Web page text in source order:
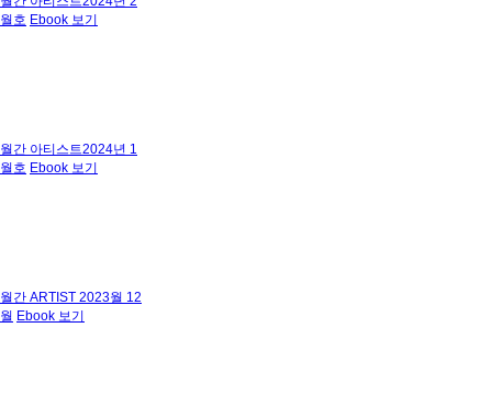
월호 Ebook 보기
월간 아티스트2024년 1
월호 Ebook 보기
월간 ARTIST 2023월 12
월 Ebook 보기